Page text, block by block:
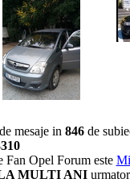
mesaje in 846de
Opel Forum este
MULTI ANI